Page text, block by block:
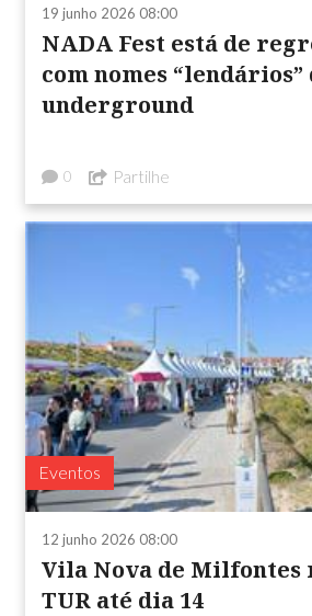
19 junho 2026 08:00
NADA Fest está de
com nomes “lendários”
underground
0 Partilhe
Eventos
12 junho 2026 08:00
Vila Nova de Milfontes
TUR até dia 14